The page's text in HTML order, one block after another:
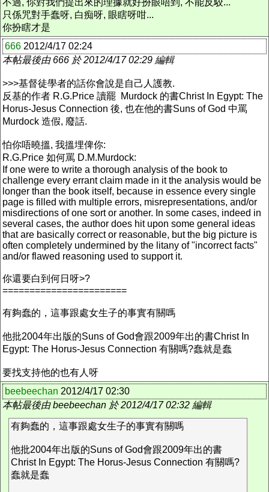
不過, 你對我們提出來的理據就好扮眼唔到, 不能反駮...
只係咒對手蠢呀, 白痴呀, 眼瞎呀咁...
你扮瞎才是
666 2012/4/17 02:24
本帖最後由 666 於 2012/4/17 02:29 編輯
>>>基督徒學者的話你會說是自己人護教.
反基的作者 R.G.Price 讀罷 Murdock 的書Christ In Egypt: The
Horus-Jesus Connection‎ 後, 也在他的書Suns of God 中罵
Murdock 造假, 廢話.
怕你唔曉搵, 我搵埋俾你:
R.G.Price 如何罵 D.M.Murdock:
If one were to write a thorough analysis of the book to
challenge every errant claim made in it the analysis would be
longer than the book itself, because in essence every single
page is filled with multiple errors, misrepresentations, and/or
misdirections of one sort or another. In some cases, indeed in
several cases, the author does hit upon some general ideas
that are basically correct or reasonable, but the big picture is
often completely undermined by the litany of "incorrect facts"
and/or flawed reasoning used to support it.
你還要白到何日呀>?
=======================
有夠蠢的，這事跟處女生子的事實有關嗎
他批2004年出版的Suns of God會跟2009年出的書Christ In
Egypt: The Horus-Jesus Connection‎ 有關嗎?蠢就是蠢
要找支持他的也有人呀
beebeechan 2012/4/17 02:30
本帖最後由 beebeechan 於 2012/4/17 02:32 編輯
有夠蠢的，這事跟處女生子的事實有關嗎
他批2004年出版的Suns of God會跟2009年出的書
Christ In Egypt: The Horus-Jesus Connection‎ 有關嗎?
蠢就是蠢